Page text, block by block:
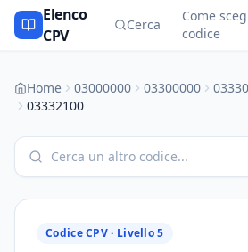
Elenco
CPV
Cerca
Come
codice
Home 03000000 03300000
03332100
Codice CPV · Livello 5